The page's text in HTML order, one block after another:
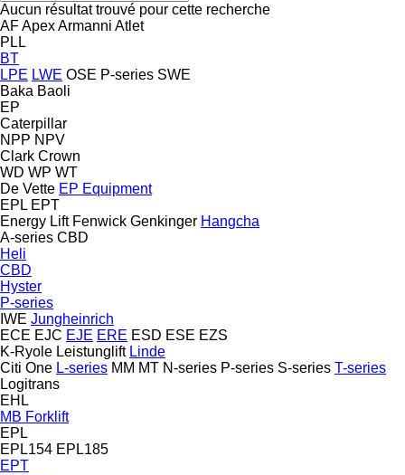
Aucun résultat trouvé pour cette recherche
AFApexArmanni Atlet
PLL
BT
LPE LWE OSE P-series SWE
Baka Baoli
EP
Caterpillar
NPP NPV
Clark Crown
WD WP WT
De Vette EP Equipment
EPL EPT
Energy Lift Fenwick Genkinger Hangcha
A-series CBD
Heli
CBD
Hyster
P-series
IWE Jungheinrich
ECE EJC EJE ERE ESD ESE EZS
K-Ryole Leistunglift Linde
Citi One L-series MM MT N-series P-series S-series T-series
Logitrans
EHL
MB Forklift
EPL
EPL154 EPL185
EPT